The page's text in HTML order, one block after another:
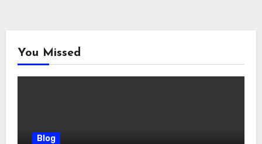
You Missed
Blog